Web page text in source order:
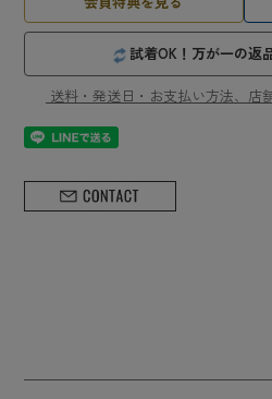
試着OK！万が一の返
送料・発送日・お支払い方法、店